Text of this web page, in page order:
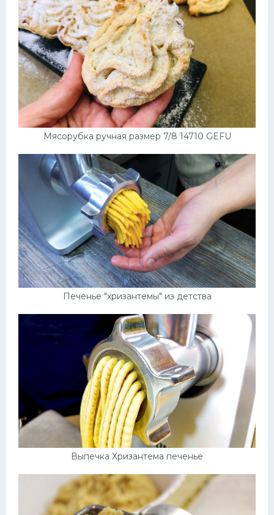
Мясорубка ручная размер 7/8 14710 GEFU
Печенье "хризантемы" из детства
Выпечка Хризантема печенье